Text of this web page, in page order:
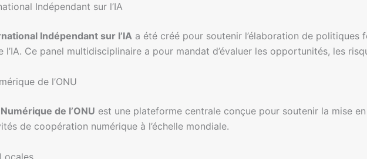
Indépendant sur l’IA
Indépendant sur l’IA a été créé pour soutenir l’élaboration de politiques
Ce panel multidisciplinaire a pour mandat d’évaluer les opportunités, les
de l’ONU
de l’ONU est une plateforme centrale conçue pour soutenir la mise
de coopération numérique à l’échelle mondiale.